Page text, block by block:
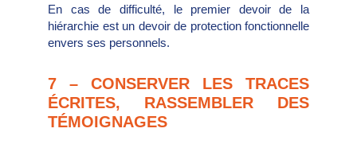
En cas de difficulté, le premier devoir de la
hiérarchie est un devoir de protection fonctionnelle
envers ses personnels.
7 – CONSERVER LES TRACES
ÉCRITES, RASSEMBLER DES
TÉMOIGNAGES